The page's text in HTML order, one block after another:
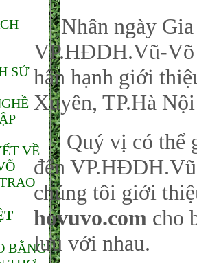
SỬ
VỀ
BẰNG
Nhân ngày Gia
VP.HĐDH.Vũ-Võ
hân hạnh giới
Xuyên, TP.Hà
Quý vị có thể
đến
chúng tôi giới
hovuvo.com cho
lưu với nhau.